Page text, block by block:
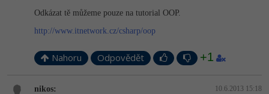
UX
Business
Kryptoměny -25%
Adobe InDesign
Blender -80%
Odkázat tě můžeme pouze na tutorial OOP.
http://www.itnetwork.cz/csharp/oop
Nahoru Odpovědět +1
nikos: 10.6.2013 15:18